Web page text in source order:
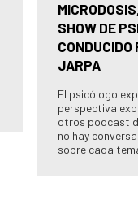
SHOW DE
CONDUCIDO
JARPA
El psicólogo
perspectiva
otros podcast
no hay
sobre cada